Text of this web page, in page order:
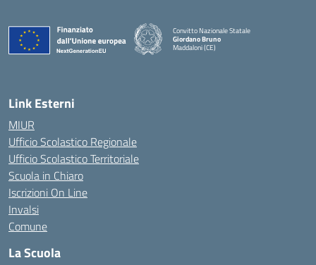
Convitto Nazionale Statale
Giordano Bruno
Maddaloni (CE)
Link Esterni
MIUR
Ufficio Scolastico Regionale
Ufficio Scolastico Territoriale
Scuola in Chiaro
Iscrizioni On Line
Invalsi
Comune
La Scuola